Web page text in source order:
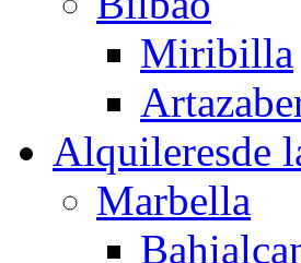
Miribilla
Alquileresde
Marbella